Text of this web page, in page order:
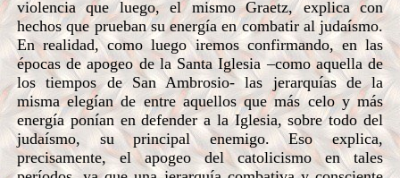
violencia que luego, el mismo Graetz, explica con
hechos que prueban su energía en combatir al judaísmo.
En realidad, como luego iremos confirmando, en las
épocas de apogeo de la Santa Iglesia –como aquella de
los tiempos de San Ambrosio- las jerarquías de la
misma elegían de entre aquellos que más celo y más
energía ponían en defender a la Iglesia, sobre todo del
judaísmo, su principal enemigo. Eso explica,
precisamente, el apogeo del catolicismo en tales